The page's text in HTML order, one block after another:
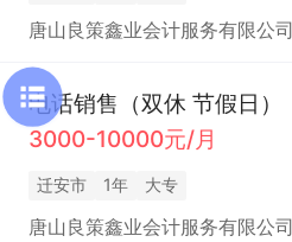
唐山良策鑫业会计服务有限公司
电话销售（双休 节假日）
3000-10000元/月
迁安市 1年 大专
唐山良策鑫业会计服务有限公司